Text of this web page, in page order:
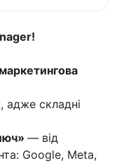
адже складні
— від
Google, Meta,